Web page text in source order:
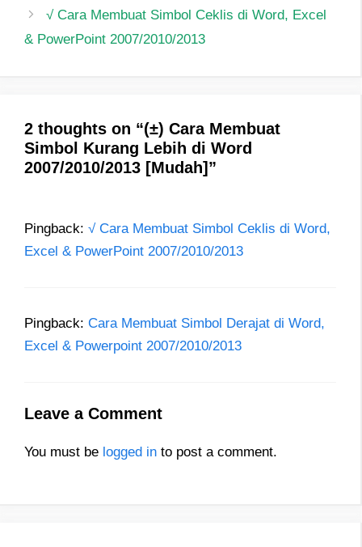
Post
navigation
√ Cara Membuat Simbol Ceklis di Word, Excel
& PowerPoint 2007/2010/2013
2 thoughts on “(±) Cara Membuat
Simbol Kurang Lebih di Word
2007/2010/2013 [Mudah]”
Pingback: √ Cara Membuat Simbol Ceklis di Word,
Excel & PowerPoint 2007/2010/2013
Pingback: Cara Membuat Simbol Derajat di Word,
Excel & Powerpoint 2007/2010/2013
Leave a Comment
You must be logged in to post a comment.